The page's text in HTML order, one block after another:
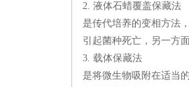
2. 液体石蜡覆盖保藏法
是传代培养的变相方法
引起菌种死亡，另一方
3. 载体保藏法
是将微生物吸附在适当